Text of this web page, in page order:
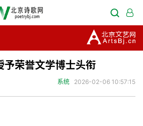
予荣誉文学博士头衔
系统 2026-02-06 10:57:15